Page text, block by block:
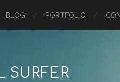
BLOG PORTFOLIO
SURFER